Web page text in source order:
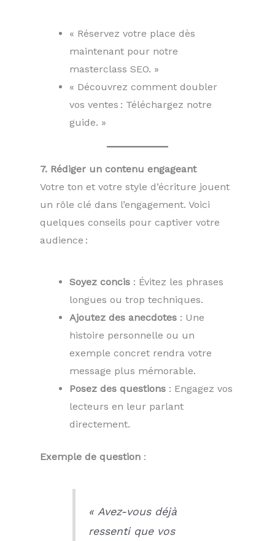
« Réservez votre place dès
maintenant pour notre
masterclass SEO. »
« Découvrez comment doubler
vos ventes : Téléchargez notre
guide. »
7. Rédiger un contenu engageant
Votre ton et votre style d’écriture jouent
un rôle clé dans l’engagement. Voici
quelques conseils pour captiver votre
audience :
Soyez concis : Évitez les phrases
longues ou trop techniques.
Ajoutez des anecdotes : Une
histoire personnelle ou un
exemple concret rendra votre
message plus mémorable.
Posez des questions : Engagez vos
lecteurs en leur parlant
directement.
Exemple de question :
« Avez-vous déjà
ressenti que vos